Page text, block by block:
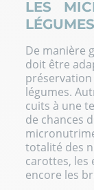
LES
LÉGUMES
De manière
doit être
légumes.
cuits à une
de chances
totalité des
carottes, les
encore les